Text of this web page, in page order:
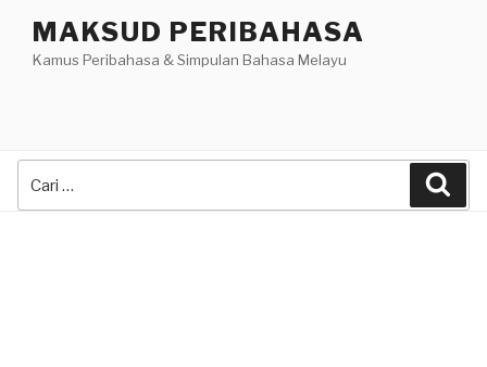
content
MAKSUD PERIBAHASA
Kamus Peribahasa & Simpulan Bahasa Melayu